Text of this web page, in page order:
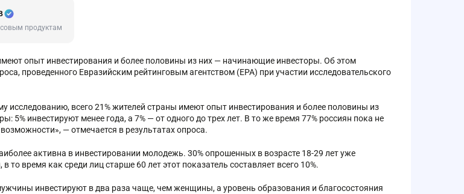
продуктам
опыт инвестирования и более половины из них — начинающие инвесторы. Об этом
проведенного Евразийским рейтинговым агентством (ЕРА) при участии исследовательского
исследованию, всего 21% жителей страны имеют опыт инвестирования и более половины из
5% инвестируют менее года, а 7% — от одного до трех лет. В то же время 77% россиян пока не
— отмечается в результатах опроса.
активна в инвестировании молодежь. 30% опрошенных в возрасте 18-29 лет уже
то время как среди лиц старше 60 лет этот показатель составляет всего 10%.
инвестируют в два раза чаще, чем женщины, а уровень образования и благосостояния